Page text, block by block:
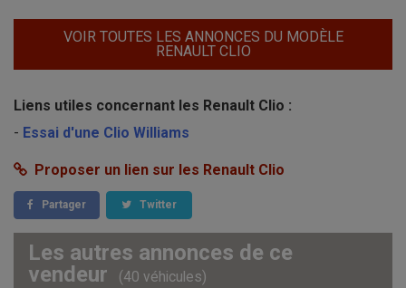
VOIR TOUTES LES ANNONCES DU MODÈLE
RENAULT CLIO
Liens utiles concernant les Renault Clio :
- Essai d'une Clio Williams
Proposer un lien sur les Renault Clio
Partager Twitter
Les autres annonces de ce
vendeur
(40 véhicules)